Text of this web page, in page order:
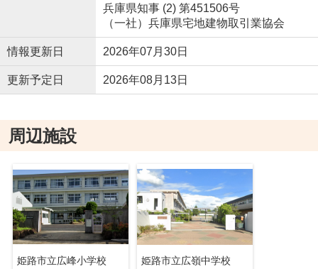
兵庫県知事 (2) 第451506号
（一社）兵庫県宅地建物取引業協会
情報更新日 2026年07月30日
更新予定日 2026年08月13日
周辺施設
姫路市立広峰小学校
姫路市立広嶺中学校